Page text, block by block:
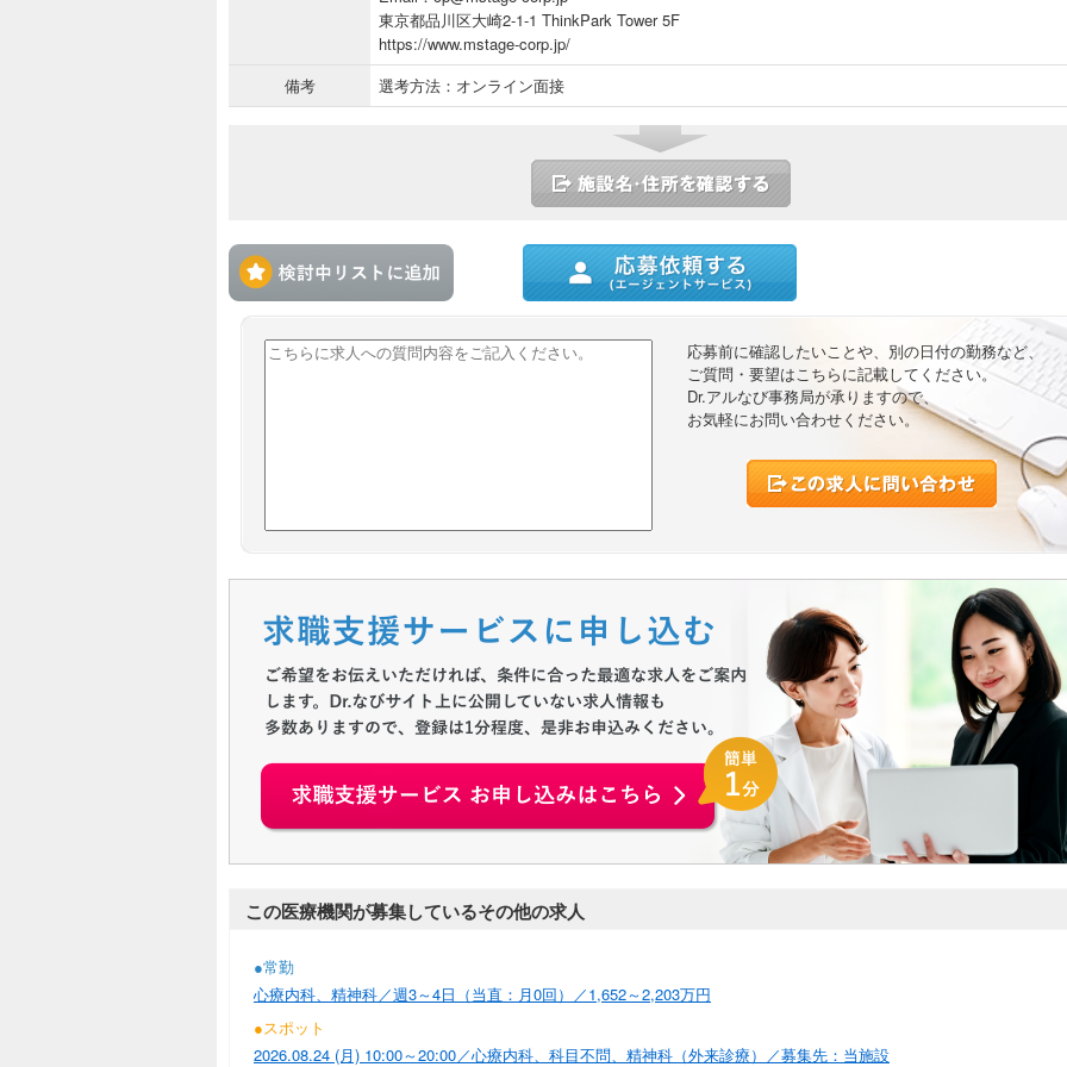
東京都品川区大崎2-1-1 ThinkPark Tower 5F
https://www.mstage-corp.jp/
備考
選考方法：オンライン面接
検討中リストに追加
応募前に確認したいことや、別の日付の勤務など、
ご質問・要望はこちらに記載してください。
Dr.アルなび事務局が承りますので、
お気軽にお問い合わせください。
お申込みはこちらから
この医療機関が募集しているその他の求人
●常勤
心療内科、精神科／週3～4日（当直：月0回）／1,652～2,203万円
●スポット
2026.08.24 (月) 10:00～20:00／心療内科、科目不問、精神科（外来診療）／募集先：当施設